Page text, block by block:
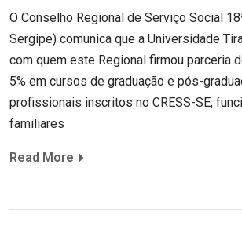
O Conselho Regional de Serviço Social
Sergipe) comunica que a Universidade
com quem este Regional firmou parceria
5% em cursos de graduação e pós-
profissionais inscritos no CRESS-SE,
familiares
Read More